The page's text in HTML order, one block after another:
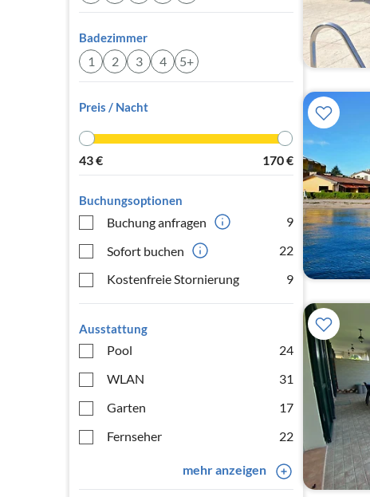
Badezimmer
1 2 3 4 5+
Preis / Nacht
43€ 170€
Buchungsoptionen
Buchung anfragen
9
Sofort buchen
22
Kostenfreie Stornierung
9
Ausstattung
Pool
24
WLAN
31
Garten
17
Fernseher
22
mehr anzeigen